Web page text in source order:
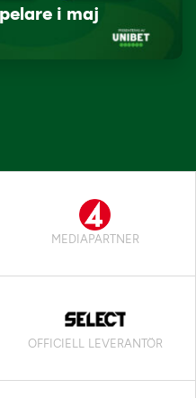
i maj
MEDIAPARTNER
OFFICIELL LEVERANTÖR